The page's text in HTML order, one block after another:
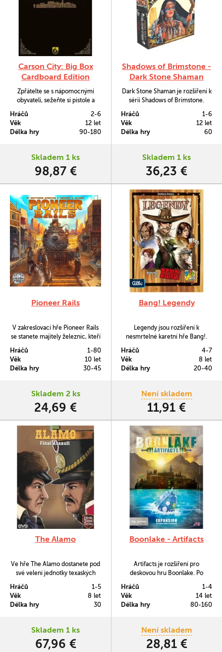
Carson City: Big Box
Cardboard Edition
Zpřátelte se s nápomocnými
obyvateli, sežeňte si pistole a
Hráčů
2-6
Věk
12 let
Délka hry
90-180
Skladem 1 ks
98,87 €
Shadows of Brimstone -
Dark Stone Shaman
Dark Stone Shaman je rozšíření k
sérii Shadows of Brimstone.
přeměnit do podoby zákeřného
medvěda či nebezpečného vlka,
díky čemuž nemá mezi ostatními
podobného.
Hráčů
1-6
Věk
12 let
Délka hry
60
Skladem 1 ks
36,23 €
Pioneer Rails
V zakreslovací hře Pioneer Rails
se stanete majitely železnic, kteří
Železniční síť musíte napojit na
důležitá místa a dbát rovněž na
požadavky místních obyvatel.
Hráčů
1-80
Věk
10 let
Délka hry
30-45
Skladem 2 ks
24,69 €
Bang! Legendy
Legendy jsou rozšíření k
nesmrtelné karetní hře Bang!.
případě, že vykonáte velkolepé
činy (nebo se jimi budete alespoň
Hráčů
4-7
Věk
8 let
Délka hry
20-40
Není skladem
11,91 €
The Alamo
Ve hře The Alamo dostanete pod
své velení jednotky texaských
Hráčů
1-5
Věk
8 let
Délka hry
30
Skladem 1 ks
67,96 €
Boonlake - Artifacts
Artifacts je rozšíření pro
deskovou hru Boonlake. Po
konali dobro pro kdekoho, kdo se
o váš ostrov jen otřel, jste se
rozhodli trochu poohlídnout
pokladů a pokusíte se na nové
mapě najít poklady a tajemné
artefakty.
Hráčů
1-4
Věk
14 let
Délka hry
80-160
Není skladem
28,81 €